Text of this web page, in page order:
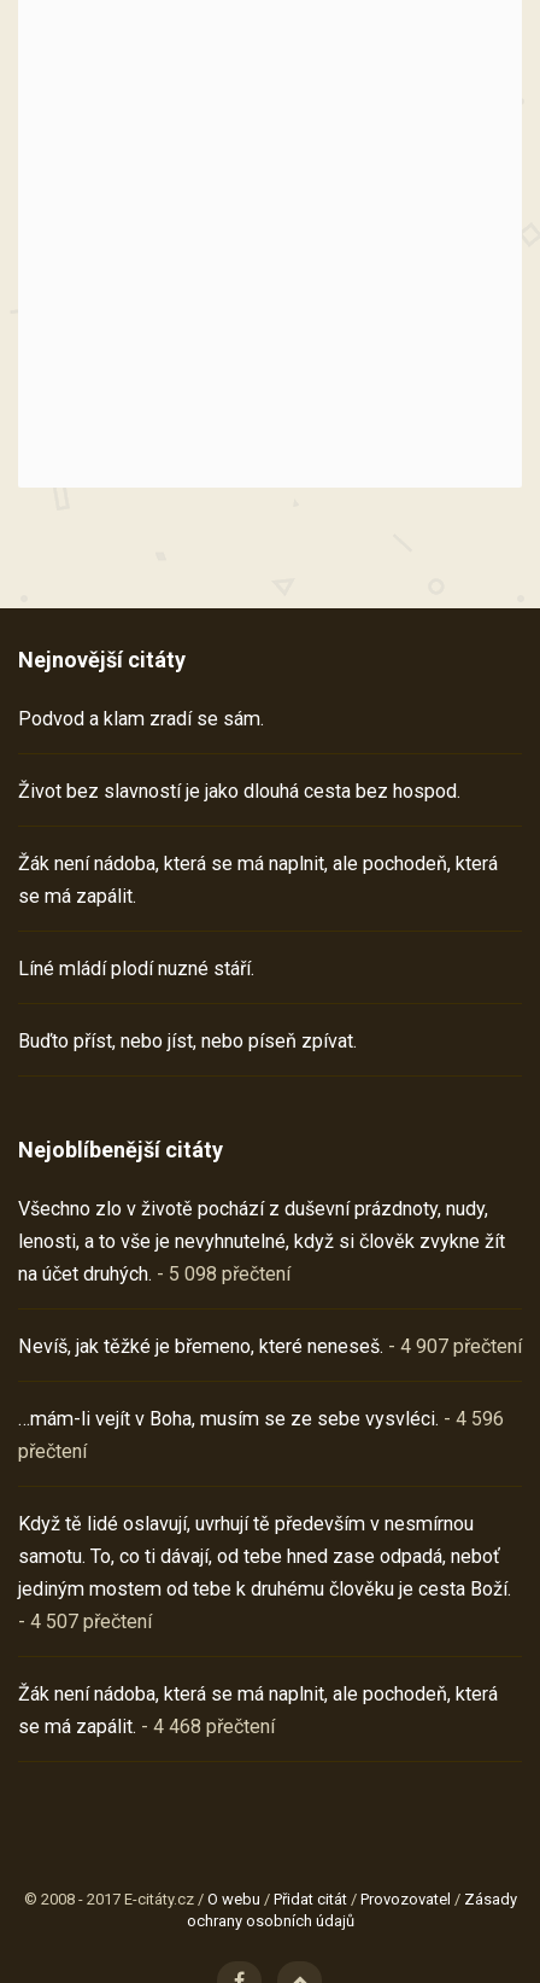
Nejnovější citáty
Podvod a klam zradí se sám.
Život bez slavností je jako dlouhá cesta bez hospod.
Žák není nádoba, která se má naplnit, ale pochodeň, která
se má zapálit.
Líné mládí plodí nuzné stáří.
Buďto příst, nebo jíst, nebo píseň zpívat.
Nejoblíbenější citáty
Všechno zlo v životě pochází z duševní prázdnoty, nudy,
lenosti, a to vše je nevyhnutelné, když si člověk zvykne žít
na účet druhých. - 5 098 přečtení
Nevíš, jak těžké je břemeno, které neneseš. - 4 907 přečtení
…mám-li vejít v Boha, musím se ze sebe vysvléci. - 4 596
přečtení
Když tě lidé oslavují, uvrhují tě především v nesmírnou
samotu. To, co ti dávají, od tebe hned zase odpadá, neboť
jediným mostem od tebe k druhému člověku je cesta Boží.
- 4 507 přečtení
Žák není nádoba, která se má naplnit, ale pochodeň, která
se má zapálit. - 4 468 přečtení
© 2008 - 2017 E-citáty.cz / O webu / Přidat citát/ Provozovatel / Zásady
ochrany osobních údajů